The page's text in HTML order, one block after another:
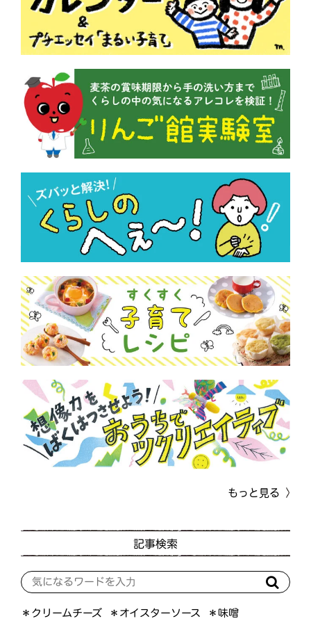
もっと見る
記事検索
＊クリームチーズ ＊オイスターソース ＊味噌